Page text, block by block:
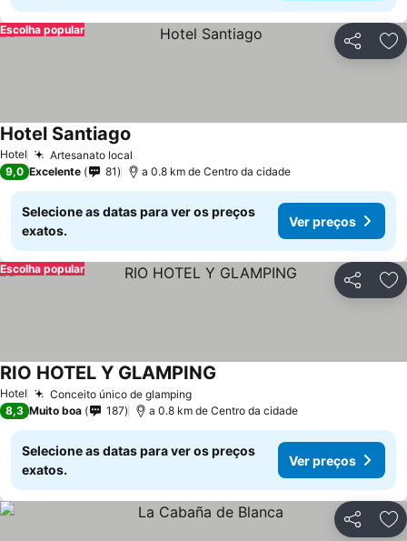
Partilhar
Escolha popular
Hotel Artesanato local
Hotel Santiago
9,0 Excelente 81 a 0.8 km de Centro da cidade
Selecione as datas para ver os preços
exatos.
Ver preços
Partilhar
Escolha popular
Hotel Conceito único de glampingVer preços
RIO HOTEL Y GLAMPING
8,3 Muito boa 187 a 0.8 km de Centro da cidade
Selecione as datas para ver os preços
exatos.
Ver preços
Partilhar